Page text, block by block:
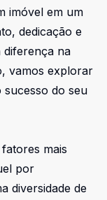
imóvel em um
dedicação e
diferença na
vamos explorar
sucesso do seu
mais
por
diversidade de